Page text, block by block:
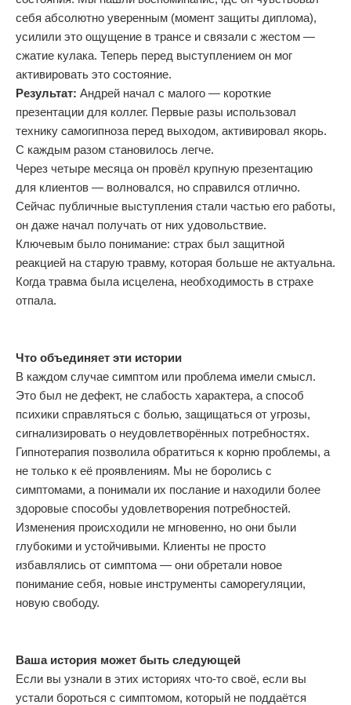
себя абсолютно уверенным (момент защиты диплома),
усилили это ощущение в трансе и связали с жестом —
сжатие кулака. Теперь перед выступлением он мог
активировать это состояние.
Результат: Андрей начал с малого — короткие
презентации для коллег. Первые разы использовал
технику самогипноза перед выходом, активировал якорь.
С каждым разом становилось легче.
Через четыре месяца он провёл крупную презентацию
для клиентов — волновался, но справился отлично.
Сейчас публичные выступления стали частью его работы,
он даже начал получать от них удовольствие.
Ключевым было понимание: страх был защитной
реакцией на старую травму, которая больше не актуальна.
Когда травма была исцелена, необходимость в страхе
отпала.
Что объединяет эти истории
В каждом случае симптом или проблема имели смысл.
Это был не дефект, не слабость характера, а способ
психики справляться с болью, защищаться от угрозы,
сигнализировать о неудовлетворённых потребностях.
Гипнотерапия позволила обратиться к корню проблемы, а
не только к её проявлениям. Мы не боролись с
симптомами, а понимали их послание и находили более
здоровые способы удовлетворения потребностей.
Изменения происходили не мгновенно, но они были
глубокими и устойчивыми. Клиенты не просто
избавлялись от симптома — они обретали новое
понимание себя, новые инструменты саморегуляции,
новую свободу.
Ваша история может быть следующей
Если вы узнали в этих историях что-то своё, если вы
устали бороться с симптомом, который не поддаётся